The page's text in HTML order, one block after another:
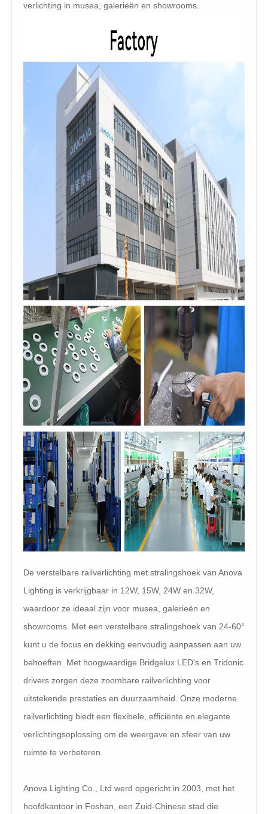
verlichting in musea, galerieën en showrooms.
De verstelbare railverlichting met stralingshoek van Anova
Lighting is verkrijgbaar in 12W, 15W, 24W en 32W,
waardoor ze ideaal zijn voor musea, galerieën en
showrooms. Met een verstelbare stralingshoek van 24-60°
kunt u de focus en dekking eenvoudig aanpassen aan uw
behoeften. Met hoogwaardige Bridgelux LED's en Tridonic
drivers zorgen deze zoombare railverlichting voor
uitstekende prestaties en duurzaamheid. Onze moderne
railverlichting biedt een flexibele, efficiënte en elegante
verlichtingsoplossing om de weergave en sfeer van uw
ruimte te verbeteren.
Anova Lighting Co., Ltd werd opgericht in 2003, met het
hoofdkantoor in Foshan, een Zuid-Chinese stad die